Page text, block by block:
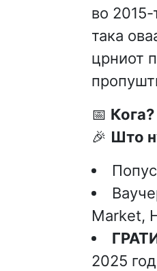
во 2015-
така
црниот
📅 Кога?
🎉 Што
Market,
2025